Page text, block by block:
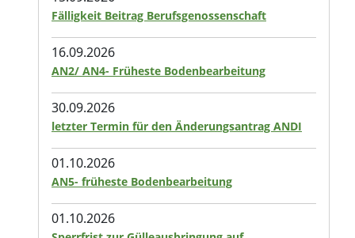
Fälligkeit Beitrag Berufsgenossenschaft
16.09.2026
AN2/ AN4- Früheste Bodenbearbeitung
30.09.2026
letzter Termin für den Änderungsantrag ANDI
01.10.2026
AN5- früheste Bodenbearbeitung
01.10.2026